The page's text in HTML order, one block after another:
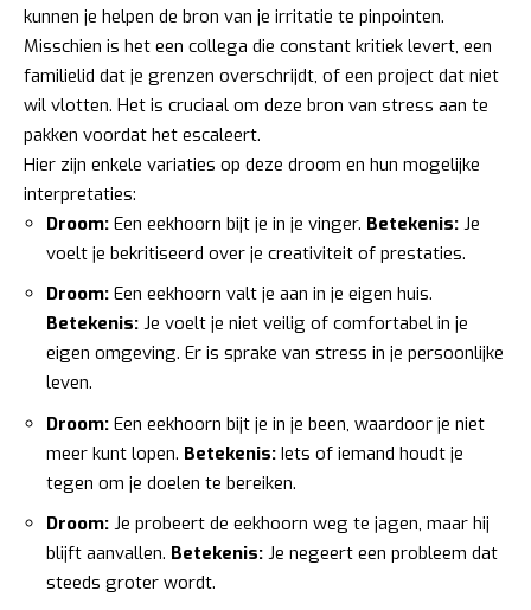
kunnen je helpen de bron van je irritatie te pinpointen.
Misschien is het een collega die constant kritiek levert, een
familielid dat je grenzen overschrijdt, of een project dat niet
wil vlotten. Het is cruciaal om deze bron van stress aan te
pakken voordat het escaleert.
Hier zijn enkele variaties op deze droom en hun mogelijke
interpretaties:
Droom: Een eekhoorn bijt je in je vinger. Betekenis: Je
voelt je bekritiseerd over je creativiteit of prestaties.
Droom: Een eekhoorn valt je aan in je eigen huis.
Betekenis: Je voelt je niet veilig of comfortabel in je
eigen omgeving. Er is sprake van stress in je persoonlijke
leven.
Droom: Een eekhoorn bijt je in je been, waardoor je niet
meer kunt lopen. Betekenis: Iets of iemand houdt je
tegen om je doelen te bereiken.
Droom: Je probeert de eekhoorn weg te jagen, maar hij
blijft aanvallen. Betekenis: Je negeert een probleem dat
steeds groter wordt.